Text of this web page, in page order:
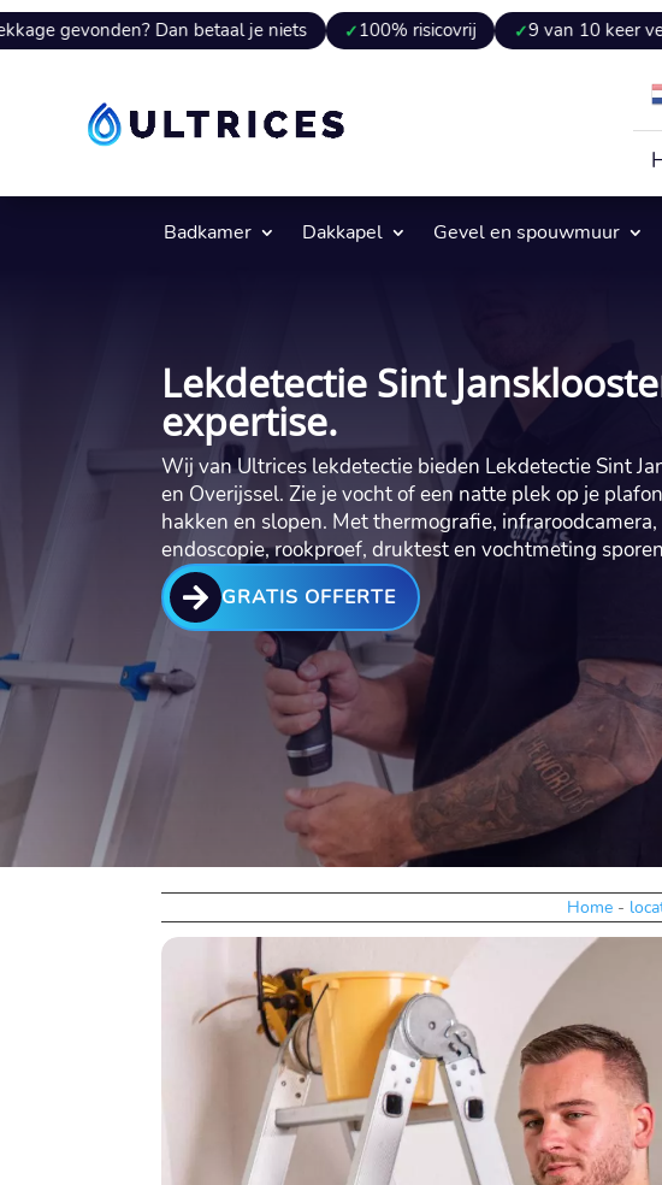
Dan betaal je niets 100% risicovrij 9 van 10 keer vergoed door
Badkamer Dakkapel Gevel en spouwmuur
Lekdetectie Sint
expertise.
Wij van Ultrices lekdetectie bieden Lekdetectie Sint
en Overijssel. Zie je vocht of een natte plek op je
hakken en slopen. Met thermografie,
endoscopie, rookproef, druktest en vochtmeting
 GRATIS OFFERTE
Home-